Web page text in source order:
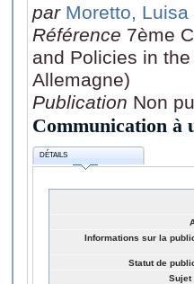
par Moretto, Luisa
Référence 7ème
and Policies in
Allemagne)
Publication Non
Communication à
DÉTAILS
Informations sur la
Statut de
Sujet